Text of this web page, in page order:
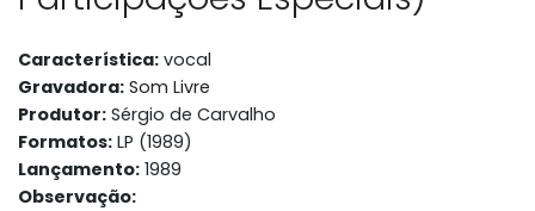
Característica: vocal
Gravadora: Som Livre
Produtor: Sérgio de Carvalho
Formatos: LP (1989)
Lançamento: 1989
Observação: